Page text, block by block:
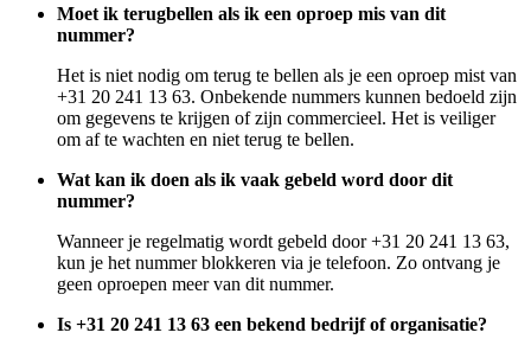
Moet ik terugbellen als ik een oproep mis van dit
nummer?
Het is niet nodig om terug te bellen als je een oproep mist van
+31 20 241 13 63. Onbekende nummers kunnen bedoeld zijn
om gegevens te krijgen of zijn commercieel. Het is veiliger
om af te wachten en niet terug te bellen.
Wat kan ik doen als ik vaak gebeld word door dit
nummer?
Wanneer je regelmatig wordt gebeld door +31 20 241 13 63,
kun je het nummer blokkeren via je telefoon. Zo ontvang je
geen oproepen meer van dit nummer.
Is +31 20 241 13 63 een bekend bedrijf of organisatie?